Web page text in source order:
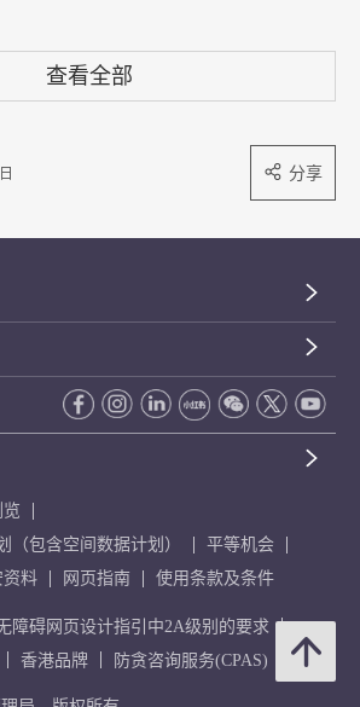
查看全部
分享
（包含空间数据计划）
平等机会
资料 网页指南 使用条款及条件
障碍网页设计指引中2A级别的要求
香港品牌 防贪咨询服务(CPAS)